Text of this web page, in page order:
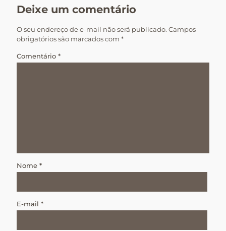
Deixe um comentário
O seu endereço de e-mail não será publicado. Campos
obrigatórios são marcados com *
Comentário *
Nome *
E-mail *